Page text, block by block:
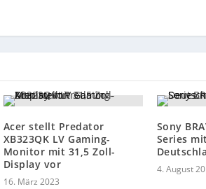
Acer stellt Predator
XB323QK LV Gaming-
Monitor mit 31,5 Zoll-
Display vor
16. März 2023
Sony
Series
4. August